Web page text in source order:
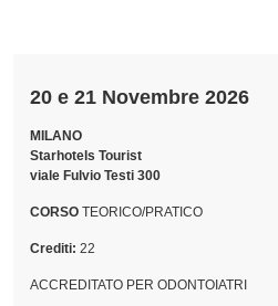
20 e 21 Novembre 2026
MILANO
Starhotels Tourist
viale Fulvio Testi 300
CORSO TEORICO/PRATICO
Crediti: 22
ACCREDITATO PER ODONTOIATRI